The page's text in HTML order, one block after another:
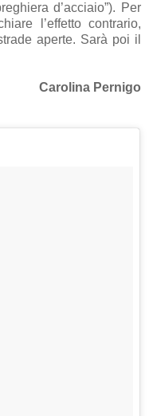
d’acciaio”). Per
l’effetto contrario,
aperte. Sarà poi il
Carolina Pernigo